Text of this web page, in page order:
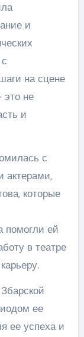
и
на сцене
это не
и
с
актерами,
которые
помогли ей
в театре
ее
ее успеха и